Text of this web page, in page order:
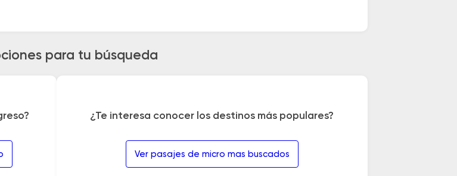
para tu búsqueda
¿Te interesa conocer los destinos más populares?
Ver pasajes de micro mas buscados